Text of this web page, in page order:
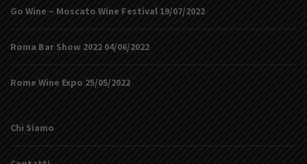
Go Wine – Moscato Wine Festival 19/07/2022
Roma Bar Show 2022 04/06/2022
Rome Wine Expo 25/05/2022
Chi Siamo